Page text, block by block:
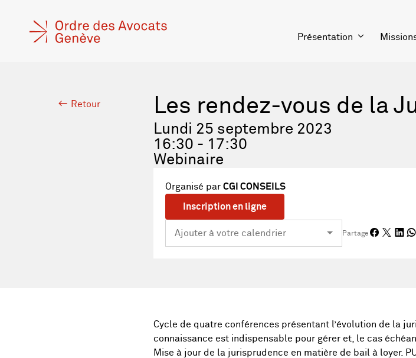
Présentation
Retour Les rendez-vous de la
Lundi 25 septembre 2023
16:30 - 17:30
Webinaire
Organisé par CGI CONSEILS
Inscription en ligne
Partage
Cycle de quatre conférences présentant l’évolution de la
connaissance est indispensable pour gérer et, le cas
Mise à jour de la jurisprudence en matière de bail à loyer.